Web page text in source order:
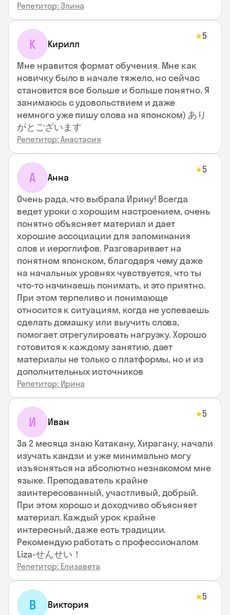
Репетитор: Элина
К Кирилл
★5
Мне нравится формат обучения. Мне как
новичку было в начале тяжело, но сейчас
становится все больше и больше понятно. Я
занимаюсь с удовольствием и даже
немного уже пишу слова на японском) あり
がとございます
Репетитор: Анастасия
А Анна
★5
Очень рада, что выбрала Ирину! Всегда
ведет уроки с хорошим настроением, очень
понятно объясняет материал и дает
хорошие ассоциации для запоминания
слов и иероглифов. Разговаривает на
понятном японском, благодаря чему даже
на начальных уровнях чувствуется, что ты
что-то начинаешь понимать, и это приятно.
При этом терпеливо и понимающе
относится к ситуациям, когда не успеваешь
сделать домашку или выучить слова,
помогает отрегулировать нагрузку. Хорошо
готовится к каждому занятию, дает
материалы не только с платформы, но и из
дополнительных источников
Репетитор: Ирина
И Иван
★5
За 2 месяца знаю Катакану, Хирагану, начали
изучать кандзи и уже минимально могу
изъясняться на абсолютно незнакомом мне
языке. Преподаватель крайне
заинтересованный, участливый, добрый.
При этом хорошо и доходчиво объясняет
материал. Каждый урок крайне
интересный, даже есть традиции.
Рекомендую работать с профессионалом
Liza-せんせい！
Репетитор: Елизавета
В Виктория
★5